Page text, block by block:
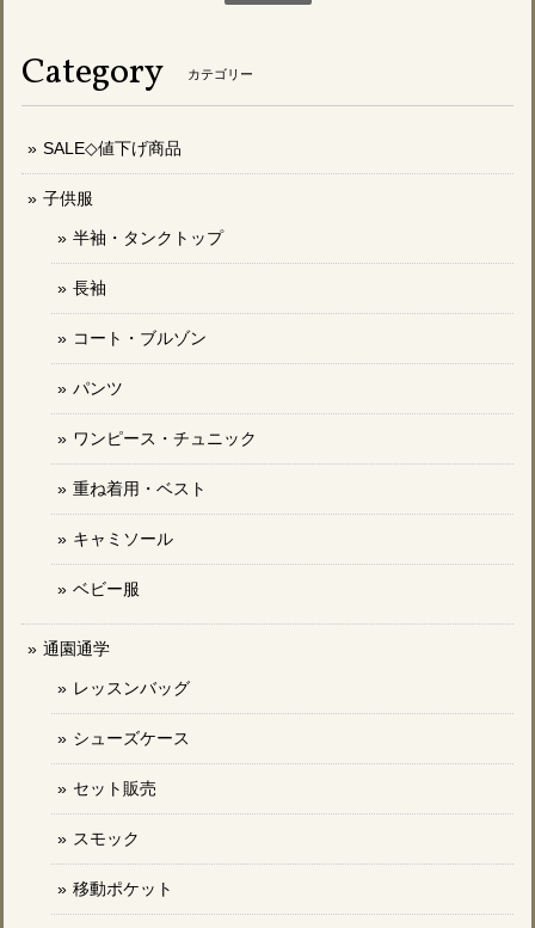
Category カテゴリー
SALE◇値下げ商品
子供服
半袖・タンクトップ
長袖
コート・ブルゾン
パンツ
ワンピース・チュニック
重ね着用・ベスト
キャミソール
ベビー服
通園通学
レッスンバッグ
シューズケース
セット販売
スモック
移動ポケット